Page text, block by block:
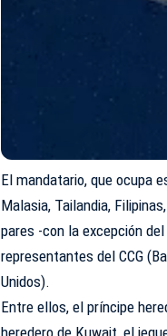
El mandatario, que ocupa
Malasia, Tailandia,
pares -con la excepción
representantes del CCG
Unidos).
Entre ellos, el príncipe
heredero de Kuwait, el